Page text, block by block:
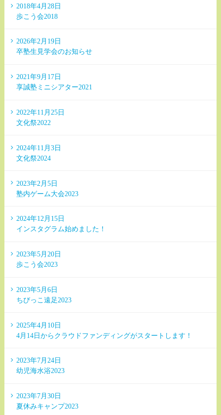
2018年4月28日
歩こう会2018
2026年2月19日
卒塾生見学会のお知らせ
2021年9月17日
享誠塾ミニシアター2021
2022年11月25日
文化祭2022
2024年11月3日
文化祭2024
2023年2月5日
塾内ゲーム大会2023
2024年12月15日
インスタグラム始めました！
2023年5月20日
歩こう会2023
2023年5月6日
ちびっこ遠足2023
2025年4月10日
4月14日からクラウドファンディングがスタートします！
2023年7月24日
幼児海水浴2023
2023年7月30日
夏休みキャンプ2023